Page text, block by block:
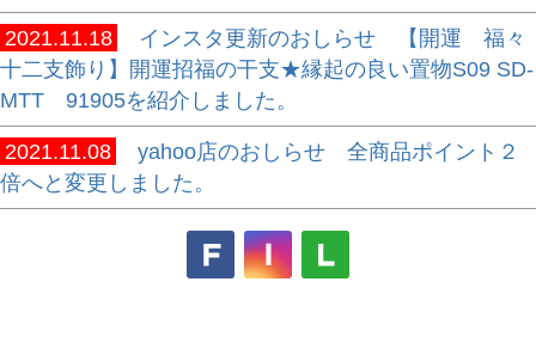
2021.11.18
インスタ更新のおしらせ 【開運 福々
十二支飾り】開運招福の干支★縁起の良い置物S09 SD-
MTT 91905を紹介しました。
2021.11.08
yahoo店のおしらせ 全商品ポイント２
倍へと変更しました。